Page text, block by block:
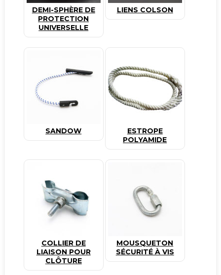
DEMI-SPHÈRE DE
PROTECTION
UNIVERSELLE
LIENS COLSON
SANDOW
ESTROPE
POLYAMIDE
COLLIER DE
LIAISON POUR
CLÔTURE
MOUSQUETON
SÉCURITÉ À VIS